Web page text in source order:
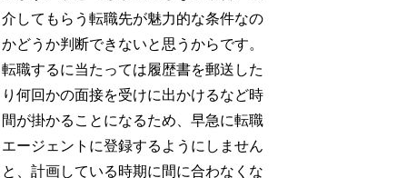
介してもらう転職先が魅力的な条件なの
かどうか判断できないと思うからです。
転職するに当たっては履歴書を郵送した
り何回かの面接を受けに出かけるなど時
間が掛かることになるため、早急に転職
エージェントに登録するようにしません
と、計画している時期に間に合わなくな